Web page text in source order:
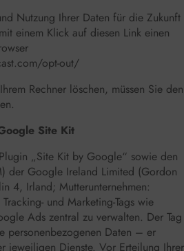
Nutzung Ihrer Daten für die Zukunft
einem Klick auf diesen Link einen
opt-out/
Rechner löschen, müssen Sie den
Site Kit
„Site Kit by Google“ sowie den
der Google Ireland Limited (Gordon
4, Irland; Mutterunternehmen:
und Marketing-Tags wie
Ads zentral zu verwalten. Der Tag
personenbezogenen Daten – er
jeweiligen Dienste. Vor Erteilung Ihrer